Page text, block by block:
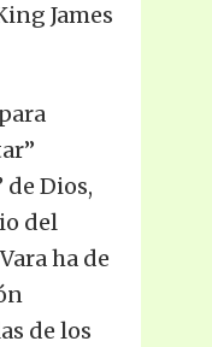
James
de Dios,
del
ha de
de los